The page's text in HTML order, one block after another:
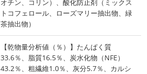
オチン、コリン）、酸化防止剤（ミックス
トコフェロール、ローズマリー抽出物、緑
茶抽出物）
【乾物量分析値（％）】たんぱく質
33.6％、脂質16.5％、炭水化物（NFE）
43.2％、粗繊維1.0％、灰分5.7％、カルシ